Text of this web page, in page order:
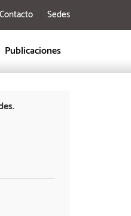
Contacto Sedes
Publicaciones